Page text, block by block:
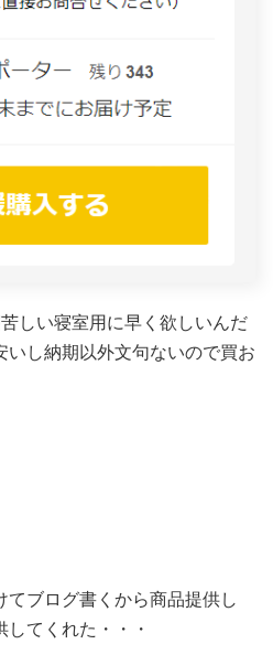
しい寝室用に早く欲しいんだ
いし納期以外文句ないので買お
てブログ書くから商品提供し
てくれた・・・